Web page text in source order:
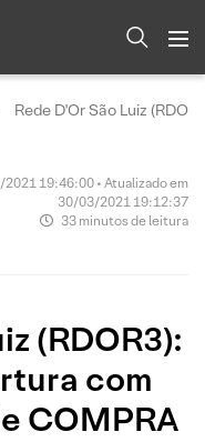
Rede D'Or São Luiz
19:46:00 • Atualizado em
30/03/2021 19:12:37
33 minutos de leitura
(RDOR3):
com
COMPRA